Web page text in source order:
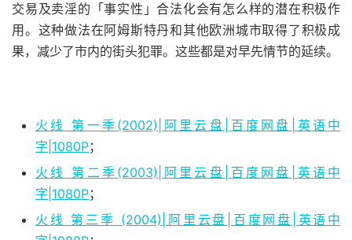
交易及卖淫的「事实性」合法化会有怎么样的潜在积极作
用。这种做法在阿姆斯特丹和其他欧洲城市取得了积极成
果，减少了市内的街头犯罪。这些都是对早先情节的延续。
火线 第一季(2002)|阿里云盘|百度网盘|英语中
字|1080P；
火线 第二季(2003)|阿里云盘|百度网盘|英语中
字|1080P；
火线 第三季 (2004)|阿里云盘|百度网盘|英语中